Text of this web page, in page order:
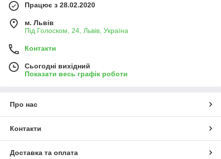
Працює з 28.02.2020
м. Львів
Під Голоском, 24, Львів, Україна
Контакти
Сьогодні вихідний
Показати весь графік роботи
Про нас
Контакти
Доставка та оплата